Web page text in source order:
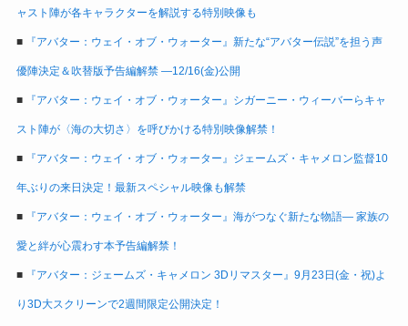
ャスト陣が各キャラクターを解説する特別映像も
■ 『アバター：ウェイ・オブ・ウォーター』新たな“アバター伝説”を担う声
優陣決定＆吹替版予告編解禁 ―12/16(金)公開
■ 『アバター：ウェイ・オブ・ウォーター』シガーニー・ウィーバーらキャ
スト陣が〈海の大切さ〉を呼びかける特別映像解禁！
■ 『アバター：ウェイ・オブ・ウォーター』ジェームズ・キャメロン監督10
年ぶりの来日決定！最新スペシャル映像も解禁
■ 『アバター：ウェイ・オブ・ウォーター』海がつなぐ新たな物語― 家族の
愛と絆が心震わす本予告編解禁！
■ 『アバター：ジェームズ・キャメロン 3Dリマスター』9月23日(金・祝)よ
り3D大スクリーンで2週間限定公開決定！